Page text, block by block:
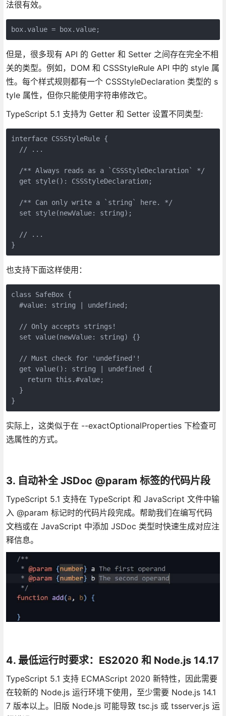
法很有效。
box.value = box.value;
但是，很多现有 API 的 Getter 和 Setter 之间存在完全不相
关的类型。例如，DOM 和 CSSStyleRule API 中的 style 属
性。每个样式规则都有一个 CSSStyleDeclaration 类型的 s
tyle 属性，但你只能使用字符串修改它。
TypeScript 5.1 支持为 Getter 和 Setter 设置不同类型:
interface CSSStyleRule {
  // ...
  /** Always reads as a `CSSStyleDeclaration` */
  get style(): CSSStyleDeclaration;
  /** Can only write a `string` here. */
  set style(newValue: string);
  // ...
}
也支持下面这样使用：
class SafeBox {
  #value: string | undefined;
  // Only accepts strings!
  set value(newValue: string) {}
  // Must check for 'undefined'!
  get value(): string | undefined {
    return this.#value;
  }
}
实际上，这类似于在 --exactOptionalProperties 下检查可
选属性的方式。
3. 自动补全 JSDoc @param 标签的代码片段
TypeScript 5.1 支持在 TypeScript 和 JavaScript 文件中输
入 @param 标记时的代码片段完成。帮助我们在编写代码
文档或在 JavaScript 中添加 JSDoc 类型时快速生成对应注
释信息。
4. 最低运行时要求：ES2020 和 Node.js 14.17
TypeScript 5.1 支持 ECMAScript 2020 新特性，因此需要
在较新的 Node.js 运行环境下使用，至少需要 Node.js 14.1
7 版本以上。旧版 Node.js 可能导致 tsc.js 或 tsserver.js 运